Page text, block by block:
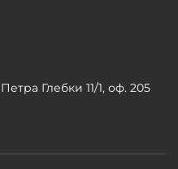
Глебки 11/1, оф. 205